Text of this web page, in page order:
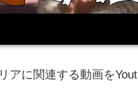
アに関連する動画を